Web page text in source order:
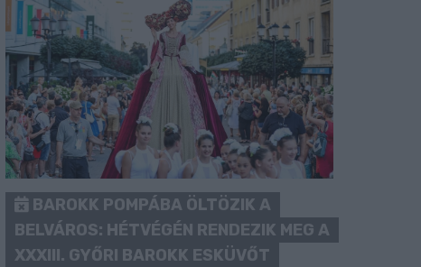
BAROKK POMPÁBA ÖLTÖZIK A
BELVÁROS: HÉTVÉGÉN RENDEZIK MEG A
XXXIII. GYŐRI BAROKK ESKÜVŐT